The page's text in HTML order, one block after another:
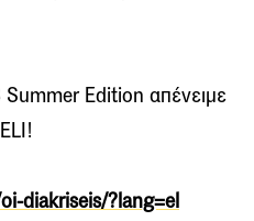
Summer Edition απένειμε
diakriseis/?lang=el